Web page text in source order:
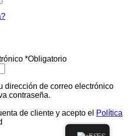
*Obligatorio
dirección de correo electrónico
contraseña.
de cliente y acepto el Política